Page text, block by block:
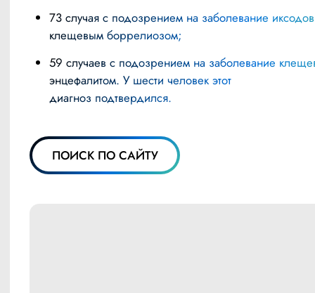
73 случая с подозрением на заболевание иксодовым
клещевым боррелиозом;
59 случаев с подозрением на заболевание клещевым
энцефалитом. У шести человек этот
диагноз подтвердился.
ПОИСК ПО САЙТУ